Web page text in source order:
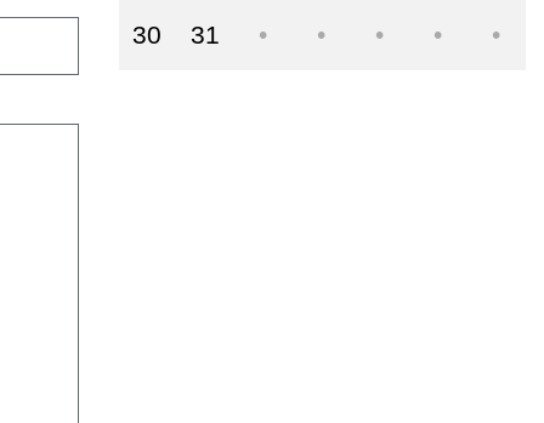
30 31